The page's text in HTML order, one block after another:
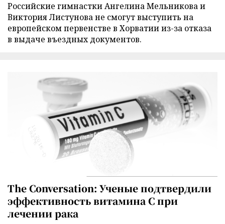
Российские гимнастки Ангелина Мельникова и
Виктория Листунова не смогут выступить на
европейском первенстве в Хорватии из-за отказа
в выдаче въездных документов.
The Conversation: Ученые подтвердили
эффективность витамина C при
лечении рака